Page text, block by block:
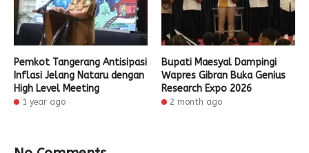
Pemkot Tangerang Antisipasi
Inflasi Jelang Nataru dengan
High Level Meeting
1 year ago
Bupati Maesyal Dampingi
Wapres Gibran Buka Genius
Research Expo 2026
2 month ago